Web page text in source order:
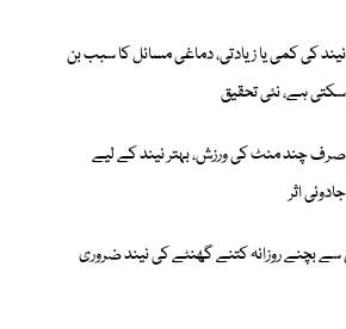
نیند کی کمی یا زیادتی، دماغی مسائل کا سبب بن
سکتی ہے، نئی تحقیق
صرف چند منٹ کی ورزش، بہتر نیند کے لیے
جادوئی اثر
بچنے روزانہ کتنے گھنٹے کی نیند ضروری